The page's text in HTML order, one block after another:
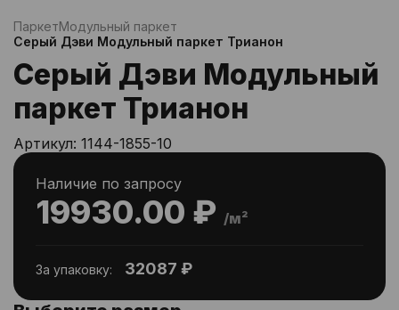
ПаркетМодульный паркет
Серый Дэви Модульный паркет Трианон
Серый Дэви Модульный
паркет Трианон
Артикул: 1144-1855-10
19930.00 ₽ /м²
Наличие по запросу
За упаковку: 32087 ₽